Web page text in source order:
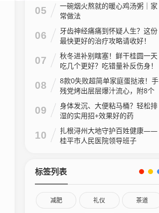
05
一碗烟火熬就的暖心鸡汤粥｜家
常做法
06
牙齿神经痛痛到怀疑人生？这份
最快更好的治疗攻略请收好！
07
秋冬进补别瞎塞！鲜干桂圆一天
吃几个更好？吃错量补反伤身！
08
8款0失败超简单家庭蛋挞液！手
残党烤出层层爆汁流心，附8个
家庭做法视频
09
身体发沉、大便粘马桶？轻松排
湿的实用招+效果好的药
10
扎根浔州大地守护百姓健康——
桂平市人民医院领导班子
标签列表
减肥 礼仪 茶道